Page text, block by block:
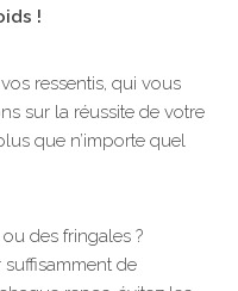
!
ressentis, qui vous
sur la réussite de votre
que n’importe quel
des fringales ?
de